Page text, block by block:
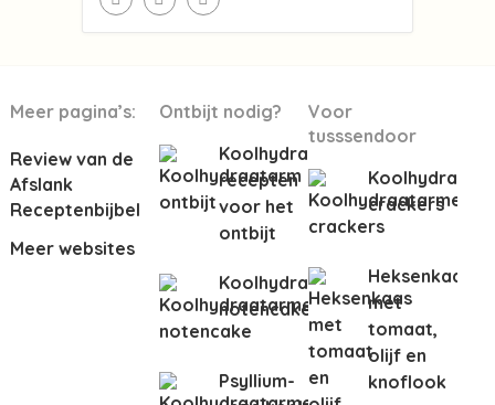
Meer pagina’s:
Review van de
Afslank
Receptenbijbel
Meer websites
Ontbijt nodig?
Koolhydraatarme
recepten
voor het
ontbijt
Koolhydraatarme
notencake
Psyllium-
Voor
tusssendoor
crackers
Heksenkaas
met
tomaat,
olijf en
knoflook